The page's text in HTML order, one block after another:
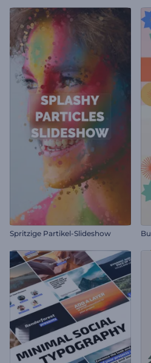
Spritzige Partikel-Slideshow